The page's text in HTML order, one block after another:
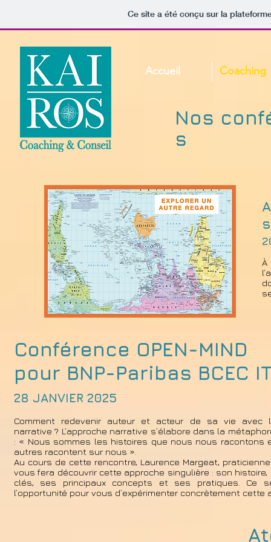
Ce site a été conçu sur la
Accueil Coaching
Nos
s
À
Conférence OPEN-MIND
pour BNP-Paribas BCEC
28 JANVIER 2025
Comment redevenir auteur et acteur de sa vie avec
narrative ? L’approche narrative s’élabore dans la
: « Nous sommes les histoires que nous nous racontons
autres racontent sur nous ».
Au cours de cette rencontre, Laurence Margeat,
vous fera découvrir cette approche singulière : son
clés, ses principaux concepts et ses pratiques. Ce
l’opportunité pour vous d’expérimenter concrètement cette